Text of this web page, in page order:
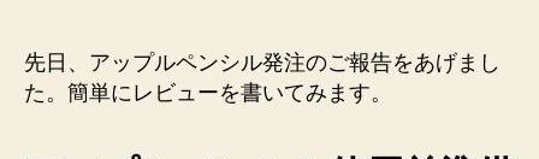
ン
シ
先日、アップルペンシル発注のご報告をあげまし
た。簡単にレビューを書いてみます。